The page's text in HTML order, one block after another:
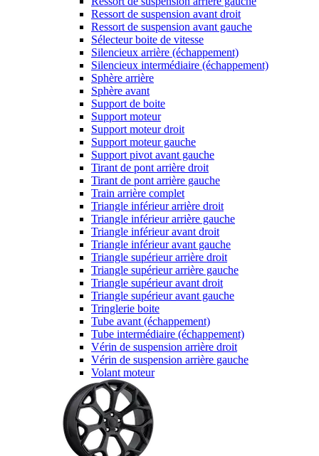
Ressort de suspension avant droit
Ressort de suspension avant gauche
Sélecteur boite de vitesse
Silencieux arrière (échappement)
Silencieux intermédiaire (échappement)
Sphère arrière
Sphère avant
Support de boite
Support moteur
Support moteur droit
Support moteur gauche
Support pivot avant gauche
Tirant de pont arrière droit
Tirant de pont arrière gauche
Train arrière complet
Triangle inférieur arrière droit
Triangle inférieur arrière gauche
Triangle inférieur avant droit
Triangle inférieur avant gauche
Triangle supérieur arrière droit
Triangle supérieur arrière gauche
Triangle supérieur avant droit
Triangle supérieur avant gauche
Tringlerie boite
Tube avant (échappement)
Tube intermédiaire (échappement)
Vérin de suspension arrière droit
Vérin de suspension arrière gauche
Volant moteur